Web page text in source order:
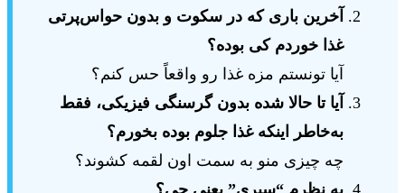
آخرین باری که در سکوت و بدون حواس‌پرتی
غذا خوردم کی بوده؟
آیا تونستم مزه غذا رو واقعاً حس کنم؟
آیا تا حالا شده بدون گرسنگی فیزیکی، فقط
به‌خاطر اینکه غذا جلوم بوده بخورم؟
چه چیزی منو به سمت اون لقمه کشوند؟
به نظرم “سیری” یعنی چی؟